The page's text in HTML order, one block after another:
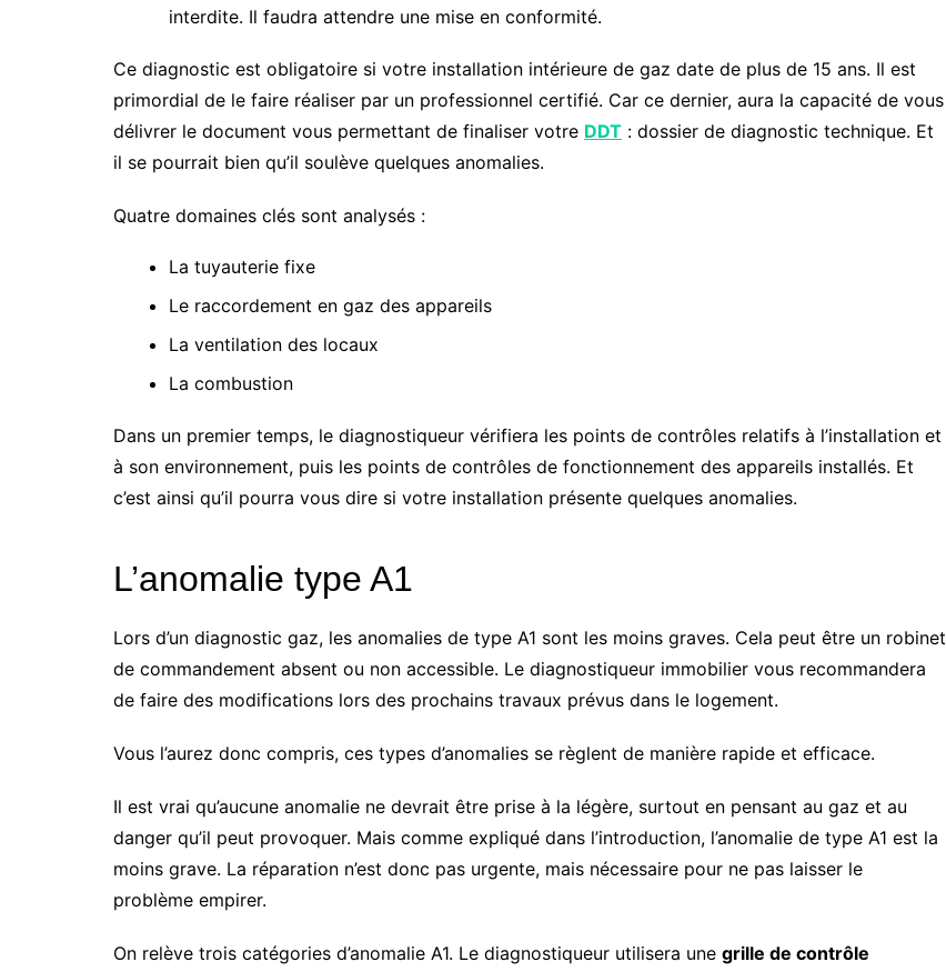
interdite. Il faudra attendre une mise en conformité.
Ce diagnostic est obligatoire si votre installation intérieure de gaz date de plus de 15 ans. Il est
primordial de le faire réaliser par un professionnel certifié. Car ce dernier, aura la capacité de vous
délivrer le document vous permettant de finaliser votre DDT : dossier de diagnostic technique. Et
il se pourrait bien qu’il soulève quelques anomalies.
Quatre domaines clés sont analysés :
La tuyauterie fixe
Le raccordement en gaz des appareils
La ventilation des locaux
La combustion
Dans un premier temps, le diagnostiqueur vérifiera les points de contrôles relatifs à l’installation et
à son environnement, puis les points de contrôles de fonctionnement des appareils installés. Et
c’est ainsi qu’il pourra vous dire si votre installation présente quelques anomalies.
L’anomalie type A1
Lors d’un diagnostic gaz, les anomalies de type A1 sont les moins graves. Cela peut être un robinet
de commandement absent ou non accessible. Le diagnostiqueur immobilier vous recommandera
de faire des modifications lors des prochains travaux prévus dans le logement.
Vous l’aurez donc compris, ces types d’anomalies se règlent de manière rapide et efficace.
Il est vrai qu’aucune anomalie ne devrait être prise à la légère, surtout en pensant au gaz et au
danger qu’il peut provoquer. Mais comme expliqué dans l’introduction, l’anomalie de type A1 est la
moins grave. La réparation n’est donc pas urgente, mais nécessaire pour ne pas laisser le
problème empirer.
On relève trois catégories d’anomalie A1. Le diagnostiqueur utilisera une grille de contrôle